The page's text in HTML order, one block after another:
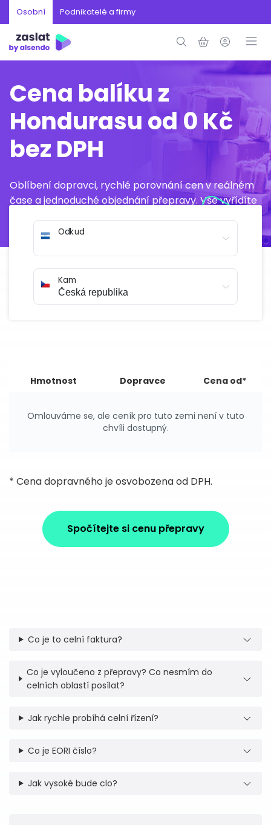
Osobní Podnikatelé a firmy
Cena balíku z
Hondurasu od 0 Kč
bez DPH
Oblíbení dopravci, rychlé porovnání cen v reálném
čase a jednoduché objednání přepravy. Vše vyřídíte
Odkud
Kam
Hmotnost Dopravce Cena od*
Omlouváme se, ale ceník pro tuto zemi není v tuto
chvíli dostupný.
* Cena dopravného je osvobozena od DPH.
Spočítejte si cenu přepravy
Co je to celní faktura?
Co je vyloučeno z přepravy? Co nesmím do
celních oblastí posílat?
Jak rychle probíhá celní řízení?
Co je EORI číslo?
Jak vysoké bude clo?